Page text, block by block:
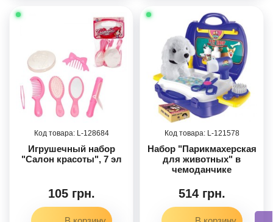
128684
Игрушечный набор
"Салон красоты", 7 эл
105 грн.
121578
Набор "Парикмахерская
для животных" в
чемоданчике
514 грн.